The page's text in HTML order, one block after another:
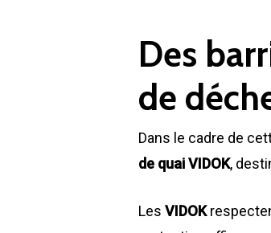
Des
de
Dans le cadre de
de quai VIDOK,
Les VIDOK